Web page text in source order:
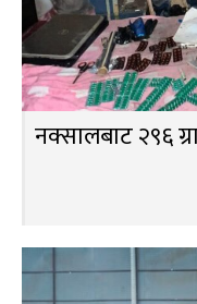
नक्सालबाट २९६